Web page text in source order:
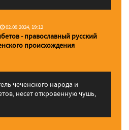
02.09.2024, 19:12
- православный русский
происхождения
чеченского народа и
несет откровенную чушь,